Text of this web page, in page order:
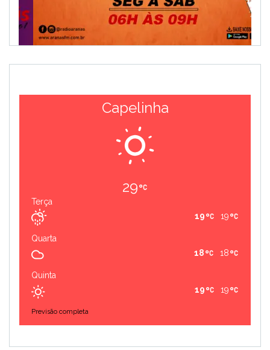
Capelinha
29
Terça
19
19
Quarta
18
18
Quinta
19
19
Previsão completa